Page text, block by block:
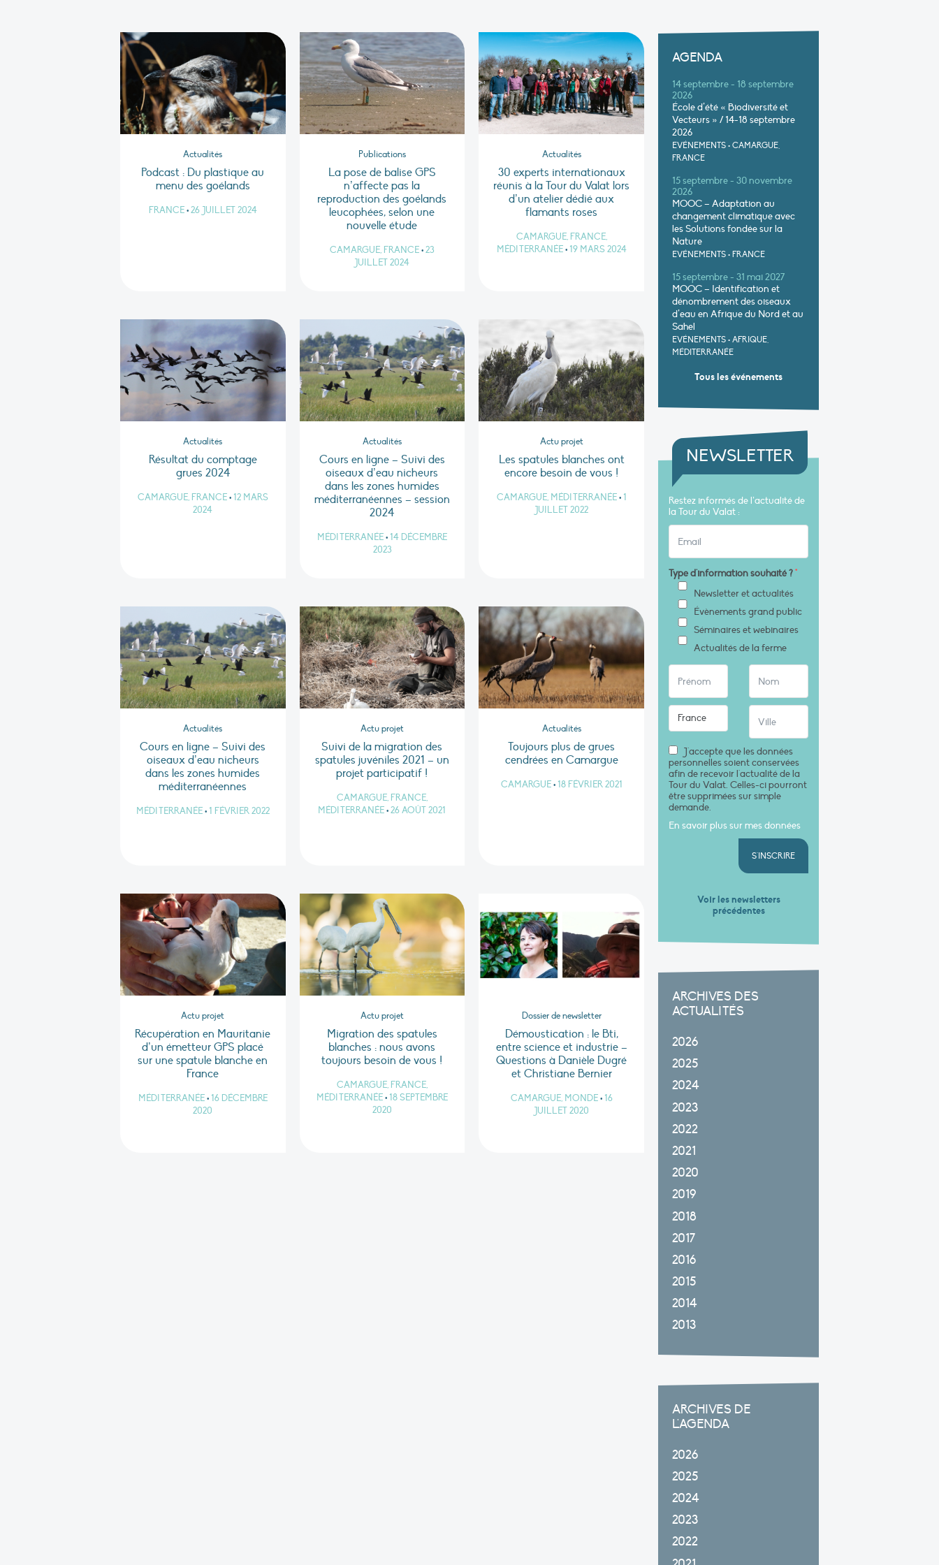
Actualités
Podcast : Du plastique au
menu des goélands
FRANCE•26 JUILLET 2024
Publications
La pose de balise GPS
n’affecte pas la
reproduction des goélands
leucophées, selon une
nouvelle étude
CAMARGUE, FRANCE • 23
JUILLET 2024
Actualités
30 experts internationaux
réunis à la Tour du Valat lors
d’un atelier dédié aux
flamants roses
CAMARGUE, FRANCE,
MÉDITERRANÉE • 19 MARS 2024
Actualités
Résultat du comptage
grues 2024
CAMARGUE, FRANCE•12 MARS
2024
Actualités
Cours en ligne – Suivi des
oiseaux d’eau nicheurs
dans les zones humides
méditerranéennes – session
2024
MÉDITERRANÉE•14 DÉCEMBRE
2023
Actu projet
Les spatules blanches ont
encore besoin de vous !
CAMARGUE, MÉDITERRANÉE • 1
JUILLET 2022
Actualités
Cours en ligne – Suivi des
oiseaux d’eau nicheurs
dans les zones humides
méditerranéennes
MÉDITERRANÉE•1 FÉVRIER 2022
Actu projet
Suivi de la migration des
spatules juvéniles 2021 – un
projet participatif !
CAMARGUE, FRANCE,
MÉDITERRANÉE • 26 AOÛT 2021
Actualités
Toujours plus de grues
cendrées en Camargue
CAMARGUE • 18 FÉVRIER 2021
Actu projet
Récupération en Mauritanie
d’un émetteur GPS placé
sur une spatule blanche en
France
MÉDITERRANÉE•16 DÉCEMBRE
2020
Actu projet
Migration des spatules
blanches : nous avons
toujours besoin de vous !
CAMARGUE, FRANCE,
MÉDITERRANÉE•18 SEPTEMBRE
2020
Dossier de newsletter
Démoustication : le Bti,
entre science et industrie –
Questions à Danièle Dugré
et Christiane Bernier
CAMARGUE, MONDE • 16
JUILLET 2020
AGENDA
14 septembre - 18 septembre
2026
École d’été « Biodiversité et
Vecteurs » / 14-18 septembre
2026
EVÉNEMENTS • CAMARGUE,
FRANCE
15 septembre - 30 novembre
2026
MOOC – Adaptation au
changement climatique avec
les Solutions fondée sur la
Nature
EVÉNEMENTS • FRANCE
15 septembre - 31 mai 2027
MOOC – Identification et
dénombrement des oiseaux
d’eau en Afrique du Nord et au
Sahel
EVÉNEMENTS • AFRIQUE,
MÉDITERRANÉE
Tous les événements
NEWSLETTER
Restez informés de l’actualité de
la Tour du Valat :
Type d'information souhaité ?*
Newsletter et actualités
Évènements grand public
Séminaires et webinaires
Actualités de la ferme
J'accepte que les données
personnelles soient conservées
afin de recevoir l'actualité de la
Tour du Valat. Celles-ci pourront
être supprimées sur simple
demande.
En savoir plus sur mes données
S'INSCRIRE
Voir les newsletters
précédentes
ARCHIVES DES
ACTUALITÉS
2026
2025
2024
2023
2022
2021
2020
2019
2018
2017
2016
2015
2014
2013
ARCHIVES DE
L'AGENDA
2026
2025
2024
2023
2022